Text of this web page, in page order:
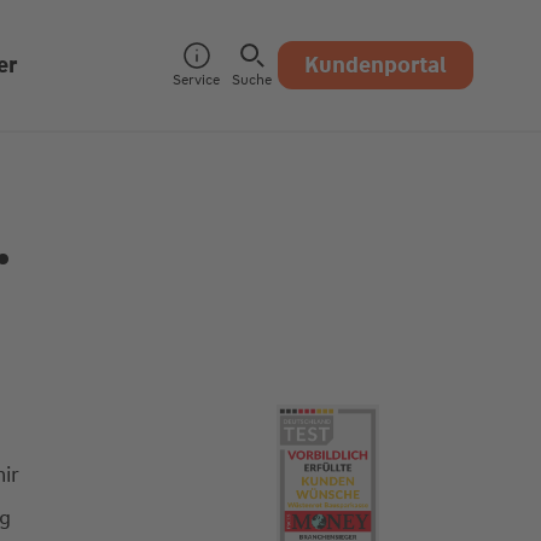
Service Suche Kundenportal